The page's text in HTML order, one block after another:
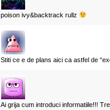
poison ivy&backtrack rullz
Stiti ce e de plans aici ca astfel de
Ai grija cum introduci informatiile!!!